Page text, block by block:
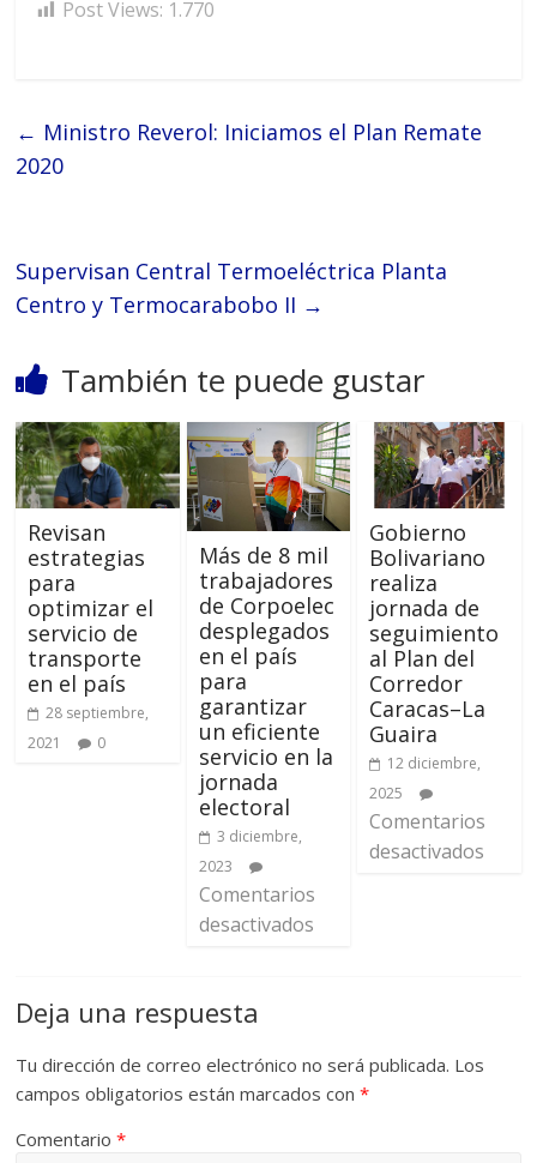
Post Views: 1.770
← Ministro Reverol: Iniciamos el Plan Remate
2020
Supervisan Central Termoeléctrica Planta
Centro y Termocarabobo II →
También te puede gustar
Revisan
estrategias
para
optimizar el
servicio de
transporte
en el país
28 septiembre,
2021
0
Más de 8 mil
trabajadores
de Corpoelec
desplegados
en el país
para
garantizar
un eficiente
servicio en la
jornada
electoral
3 diciembre,
2023
Comentarios
desactivados
Gobierno
Bolivariano
realiza
jornada de
seguimiento
al Plan del
Corredor
Caracas–La
Guaira
12 diciembre,
2025
Comentarios
desactivados
Deja una respuesta
Tu dirección de correo electrónico no será publicada. Los
campos obligatorios están marcados con*
Comentario*